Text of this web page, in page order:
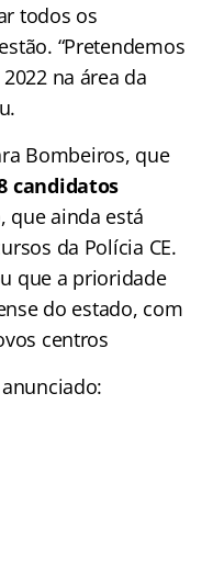
todos os
“Pretendemos
na área da
Bombeiros, que
candidatos
que ainda está
da Polícia CE.
que a prioridade
do estado, com
centros